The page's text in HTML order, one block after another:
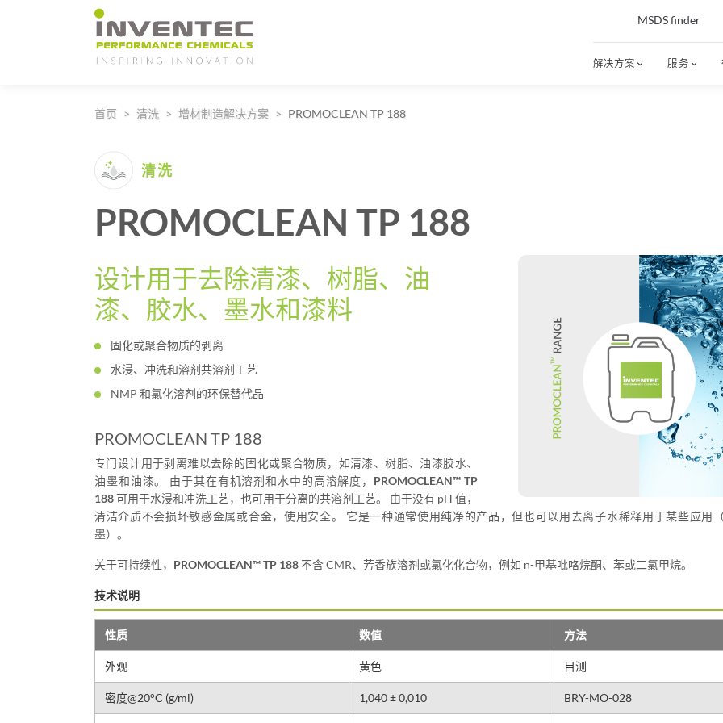
Main Navigation
MSDS finder
解决方案 服务
首页 清洗 增材制造解决方案 PROMOCLEAN TP 188
清洗
PROMOCLEAN TP 188
设计用于去除清漆、树脂、油
漆、胶水、墨水和漆料
固化或聚合物质的剥离
水浸、冲洗和溶剂共溶剂工艺
NMP 和氯化溶剂的环保替代品
PROMOCLEAN TP 188
专门设计用于剥离难以去除的固化或聚合物质，如清漆、树脂、油漆胶水、
油墨和油漆。 由于其在有机溶剂和水中的高溶解度， PROMOCLEAN™ TP
188可用于水浸和冲洗工艺，也可用于分离的共溶剂工艺。 由于没有 pH 值，
清洁介质不会损坏敏感金属或合金，使用安全。 它是一种通常使用纯净的产品，但也可以用去离子水稀释用于某些应用
墨）。
关于可持续性， PROMOCLEAN™ TP 188 不含 CMR、芳香族溶剂或氯化化合物，例如 n-甲基吡咯烷酮、苯或二氯甲烷。
技术说明
性质 数值 方法
外观 黄色 目测
密度@20°C (g/ml) 1,040 ± 0,010 BRY-MO-028